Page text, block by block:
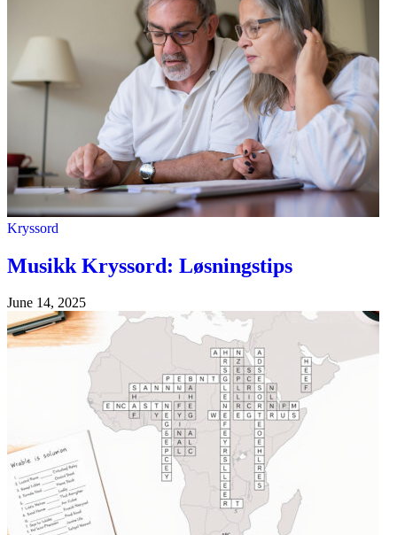
Kryssord
Musikk Kryssord: Løsningstips
June 14, 2025